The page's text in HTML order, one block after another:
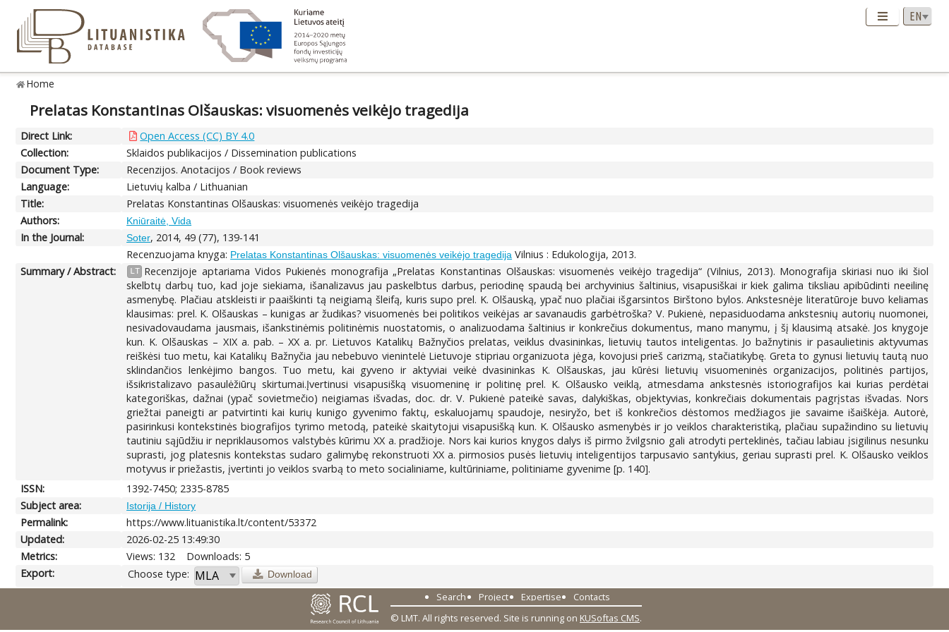
Home
Prelatas Konstantinas Olšauskas: visuomenės veikėjo tragedija
Direct Link:
Open Access (CC) BY 4.0
Collection:
Sklaidos publikacijos / Dissemination publications
Document Type:
Recenzijos. Anotacijos / Book reviews
Language:
Lietuvių kalba / Lithuanian
Title:
Prelatas Konstantinas Olšauskas: visuomenės veikėjo tragedija
Authors:
Kniūraitė, Vida
In the Journal: Soter, 2014, 49 (77), 139-141
Recenzuojama knyga: Prelatas Konstantinas Olšauskas: visuomenės veikėjo tragedija Vilnius : Edukologija, 2013.
Summary / Abstract:
LT Recenzijoje aptariama Vidos Pukienės monografija „Prelatas Konstantinas Olšauskas: visuomenės veikėjo tragedija“ (Vilnius, 2013). Monografija skiriasi nuo iki šiol
skelbtų darbų tuo, kad joje siekiama, išanalizavus jau paskelbtus darbus, periodinę spaudą bei archyvinius šaltinius, visapusiškai ir kiek galima tiksliau apibūdinti neeilinę
asmenybę. Plačiau atskleisti ir paaiškinti tą neigiamą šleifą, kuris supo prel. K. Olšauską, ypač nuo plačiai išgarsintos Birštono bylos. Ankstesnėje literatūroje buvo keliamas
klausimas: prel. K. Olšauskas – kunigas ar žudikas? visuomenės bei politikos veikėjas ar savanaudis garbėtroška? V. Pukienė, nepasiduodama ankstesnių autorių nuomonei,
nesivadovaudama jausmais, išankstinėmis politinėmis nuostatomis, o analizuodama šaltinius ir konkrečius dokumentus, mano manymu, į šį klausimą atsakė. Jos knygoje
kun. K. Olšauskas – XIX a. pab. – XX a. pr. Lietuvos Katalikų Bažnyčios prelatas, veiklus dvasininkas, lietuvių tautos inteligentas. Jo bažnytinis ir pasaulietinis aktyvumas
reiškėsi tuo metu, kai Katalikų Bažnyčia jau nebebuvo vienintelė Lietuvoje stipriau organizuota jėga, kovojusi prieš carizmą, stačiatikybę. Greta to gynusi lietuvių tautą nuo
sklindančios lenkėjimo bangos. Tuo metu, kai gyveno ir aktyviai veikė dvasininkas K. Olšauskas, jau kūrėsi lietuvių visuomeninės organizacijos, politinės partijos,
išsikristalizavo pasaulėžiūrų skirtumai.Įvertinusi visapusišką visuomeninę ir politinę prel. K. Olšausko veiklą, atmesdama ankstesnės istoriografijos kai kurias perdėtai
kategoriškas, dažnai (ypač sovietmečio) neigiamas išvadas, doc. dr. V. Pukienė pateikė savas, dalykiškas, objektyvias, konkrečiais dokumentais pagrįstas išvadas. Nors
griežtai paneigti ar patvirtinti kai kurių kunigo gyvenimo faktų, eskaluojamų spaudoje, nesiryžo, bet iš konkrečios dėstomos medžiagos jie savaime išaiškėja. Autorė,
pasirinkusi kontekstinės biografijos tyrimo metodą, pateikė skaitytojui visapusišką kun. K. Olšausko asmenybės ir jo veiklos charakteristiką, plačiau supažindino su lietuvių
tautiniu sąjūdžiu ir nepriklausomos valstybės kūrimu XX a. pradžioje. Nors kai kurios knygos dalys iš pirmo žvilgsnio gali atrodyti perteklinės, tačiau labiau įsigilinus nesunku
suprasti, jog platesnis kontekstas sudaro galimybę rekonstruoti XX a. pirmosios pusės lietuvių inteligentijos tarpusavio santykius, geriau suprasti prel. K. Olšausko veiklos
motyvus ir priežastis, įvertinti jo veiklos svarbą to meto socialiniame, kultūriniame, politiniame gyvenime [p. 140].
ISSN:
1392-7450; 2335-8785
Subject area:
Istorija / History
Permalink:
https://www.lituanistika.lt/content/53372
Updated:
2026-02-25 13:49:30
Metrics:
Views: 132
Downloads: 5
Export:
Choose type: Download
Search Project Expertise
Contacts
© LMT. All rights reserved. Site is running on KUSoftas CMS.